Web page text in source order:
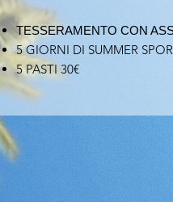
TESSERAMENTO CON
5 GIORNI DI SUMMER
5 PASTI 30€